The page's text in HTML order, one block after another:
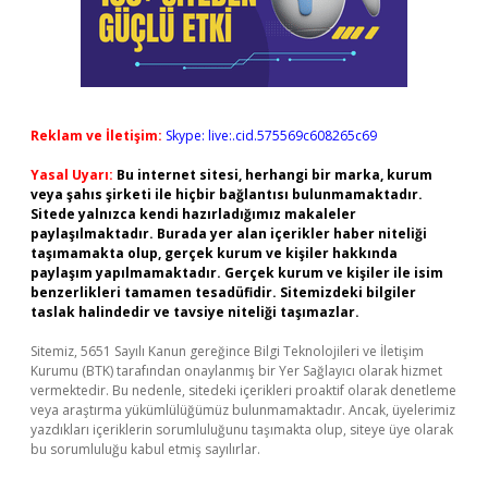
Reklam ve İletişim: Skype: live:.cid.575569c608265c69
Yasal Uyarı: Bu internet sitesi, herhangi bir marka, kurum
veya şahıs şirketi ile hiçbir bağlantısı bulunmamaktadır.
Sitede yalnızca kendi hazırladığımız makaleler
paylaşılmaktadır. Burada yer alan içerikler haber niteliği
taşımamakta olup, gerçek kurum ve kişiler hakkında
paylaşım yapılmamaktadır. Gerçek kurum ve kişiler ile isim
benzerlikleri tamamen tesadüfidir. Sitemizdeki bilgiler
taslak halindedir ve tavsiye niteliği taşımazlar.
Sitemiz, 5651 Sayılı Kanun gereğince Bilgi Teknolojileri ve İletişim
Kurumu (BTK) tarafından onaylanmış bir Yer Sağlayıcı olarak hizmet
vermektedir. Bu nedenle, sitedeki içerikleri proaktif olarak denetleme
veya araştırma yükümlülüğümüz bulunmamaktadır. Ancak, üyelerimiz
yazdıkları içeriklerin sorumluluğunu taşımakta olup, siteye üye olarak
bu sorumluluğu kabul etmiş sayılırlar.